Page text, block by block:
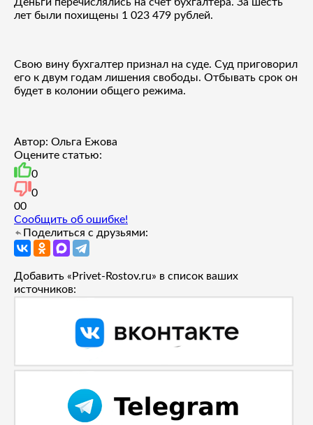
лет были похищены 1 023 479 рублей.
Свою вину бухгалтер признал на суде. Суд приговорил
его к двум годам лишения свободы. Отбывать срок он
будет в колонии общего режима.
Автор: Ольга Ежова
Оцените статью:
0
0
00
Сообщить об ошибке!
Поделиться с друзьями:
Добавить «Privet-Rostov.ru» в список ваших
источников: